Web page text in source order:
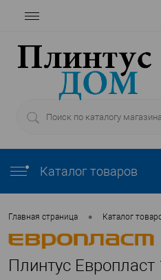
Каталог товаров
Главная страница • Каталог
Плинтус Европласт